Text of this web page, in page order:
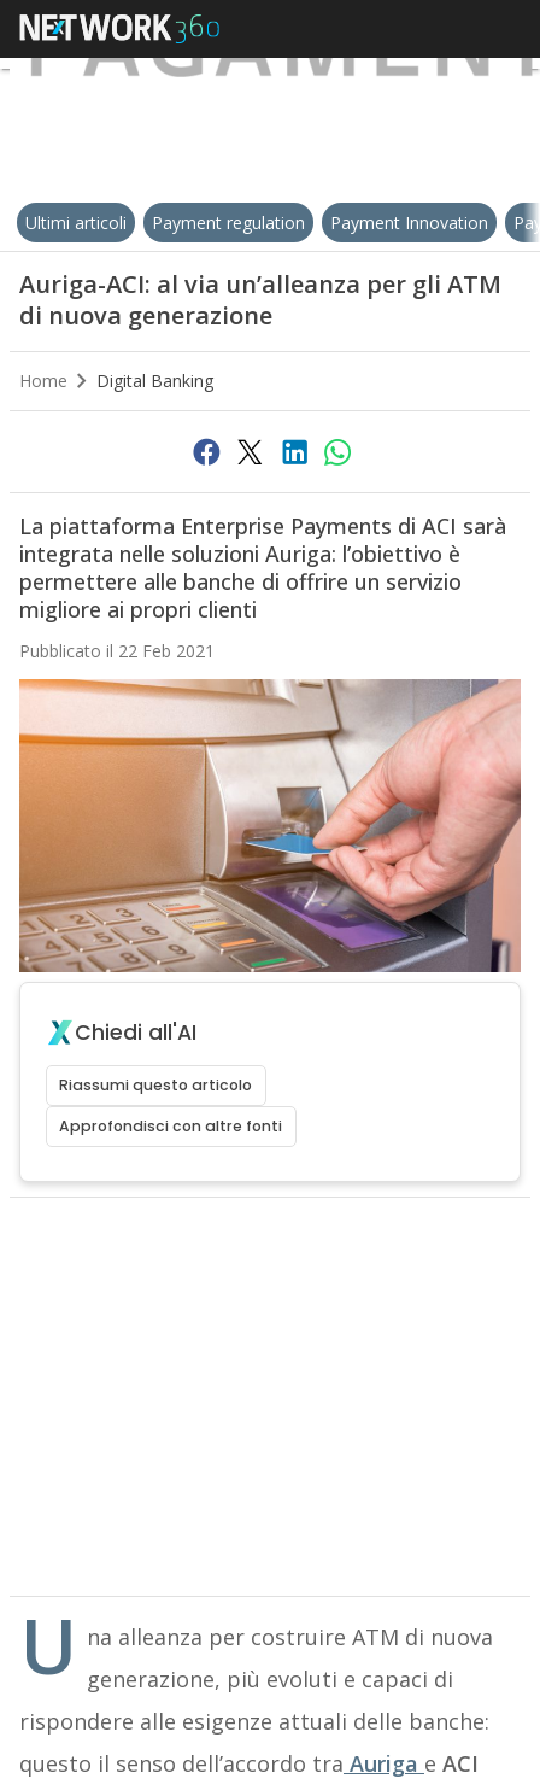
Ultimi articoli Payment regulation Payment Innovation
Auriga-ACI: al via un’alleanza per gli ATM
di nuova generazione
Home Digital Banking
La piattaforma Enterprise Payments di ACI sarà
integrata nelle soluzioni Auriga: l’obiettivo è
permettere alle banche di offrire un servizio
migliore ai propri clienti
Pubblicato il 22 Feb 2021
Chiedi all'AI
Riassumi questo articolo
Approfondisci con altre fonti
U
na alleanza per costruire ATM di nuova
generazione, più evoluti e capaci di
rispondere alle esigenze attuali delle banche:
questo il senso dell’accordo tra Auriga e ACI